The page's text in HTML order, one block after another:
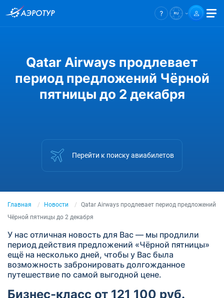
Qatar Airways продлевает
период предложений Чёрной
пятницы до 2 декабря
Перейти к поиску авиабилетов
Главная Новости
Qatar Airways продлевает период предложений
Чёрной пятницы до 2 декабря
У нас отличная новость для Вас — мы продлили
период действия предложений «Чёрной пятницы»
ещё на несколько дней, чтобы у Вас была
возможность забронировать долгожданное
путешествие по самой выгодной цене.
Бизнес-класс от 121 100 руб.